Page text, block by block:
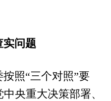
实问题
照“三个对照”要
央重大决策部署、